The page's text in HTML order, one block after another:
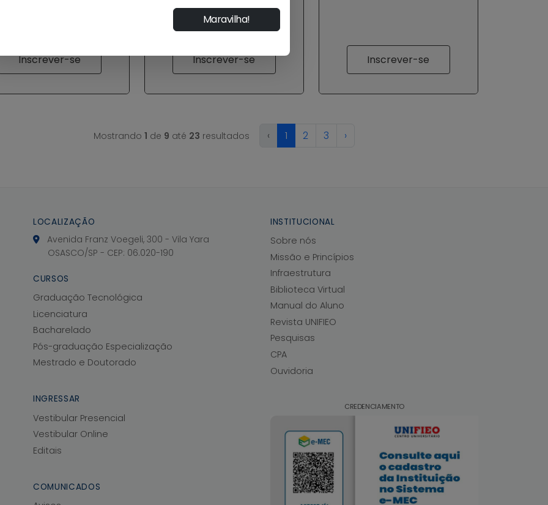
Inscrever-se Inscrever-se Inscrever-se
Mostrando 1 de 9 até 23 resultados ‹ 1 2 3 ›
LOCALIZAÇÃO
Avenida Franz Voegeli, 300 - Vila Yara
OSASCO/SP - CEP: 06.020-190
CURSOS
Graduação Tecnológica
Licenciatura
Bacharelado
Pós-graduação Especialização
Mestrado e Doutorado
INGRESSAR
Vestibular Presencial
Vestibular Online
Editais
COMUNICADOS
INSTITUCIONAL
Sobre nós
Missão e Princípios
Infraestrutura
Biblioteca Virtual
Manual do Aluno
Revista UNIFIEO
Pesquisas
CPA
Ouvidoria
CREDENCIAMENTO
Maravilha!